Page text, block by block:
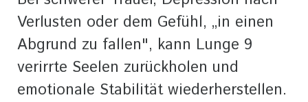
Verlusten oder dem Gefühl, „in einen
Abgrund zu fallen", kann Lunge 9
verirrte Seelen zurückholen und
emotionale Stabilität wiederherstellen.